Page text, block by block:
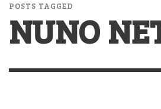
POSTS TAGGED
NUNO